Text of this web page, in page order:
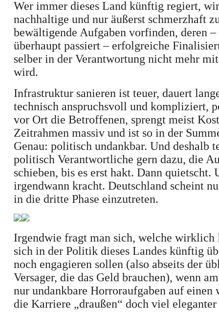
Wer immer dieses Land künftig regiert,
nachhaltige und nur äußerst schmerzhaft
bewältigende Aufgaben vorfinden, deren –
überhaupt passiert – erfolgreiche
selber in der Verantwortung nicht mehr
wird.
Infrastruktur sanieren ist teuer, dauert
technisch anspruchsvoll und kompliziert,
vor Ort die Betroffenen, sprengt meist
Zeitrahmen massiv und ist so in der
Genau: politisch undankbar. Und deshalb
politisch Verantwortliche gern dazu, die
schieben, bis es erst hakt. Dann quietscht.
irgendwann kracht. Deutschland scheint
in die dritte Phase einzutreten.
Irgendwie fragt man sich, welche wirklich
sich in der Politik dieses Landes künftig
noch engagieren sollen (also abseits der
Versager, die das Geld brauchen), wenn
nur undankbare Horroraufgaben auf einen
die Karriere „draußen“ doch viel